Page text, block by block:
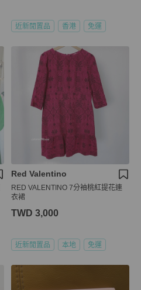
近新閒置品 香港 免運
Red Valentino
RED VALENTINO 7分袖桃紅提花連
衣裙
TWD 3,000
近新閒置品 本地 免運